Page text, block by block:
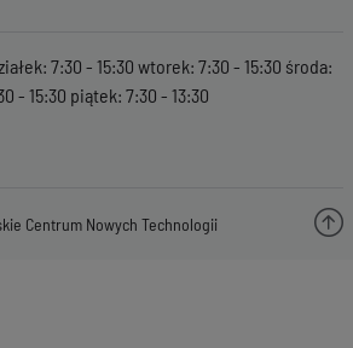
7:30 - 15:30 wtorek: 7:30 - 15:30 środa:
- 15:30 piątek: 7:30 - 13:30
Centrum Nowych Technologii